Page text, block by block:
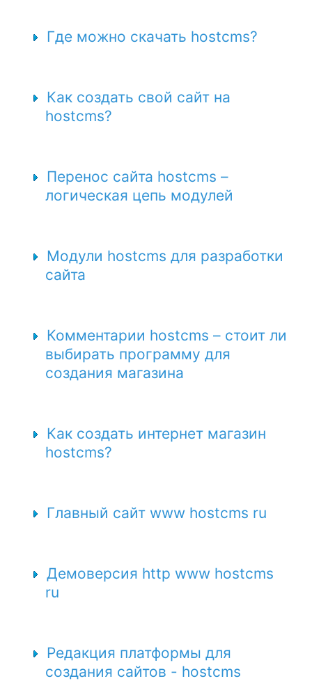
Где можно скачать hostcms?
Как создать свой сайт на
hostcms?
Перенос сайта hostcms –
логическая цепь модулей
Модули hostcms для разработки
сайта
Комментарии hostcms – стоит ли
выбирать программу для
создания магазина
Как создать интернет магазин
hostcms?
Главный сайт www hostcms ru
Демоверсия http www hostcms
ru
Редакция платформы для
создания сайтов - hostcms